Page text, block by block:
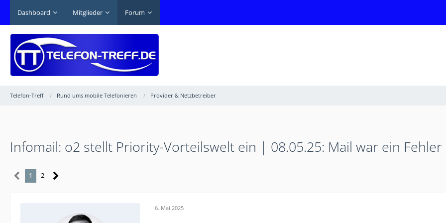
Dashboard Mitglieder Forum
Telefon-Treff Rund ums mobile Telefonieren Provider & Netzbetreiber
Infomail: o2 stellt Priority-Vorteilswelt ein | 08.05.25: Mail war ein Fehler
1 2
6. Mai 2025